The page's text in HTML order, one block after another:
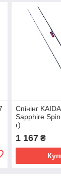
Спінінг
Sapphire
г)
1 167₴